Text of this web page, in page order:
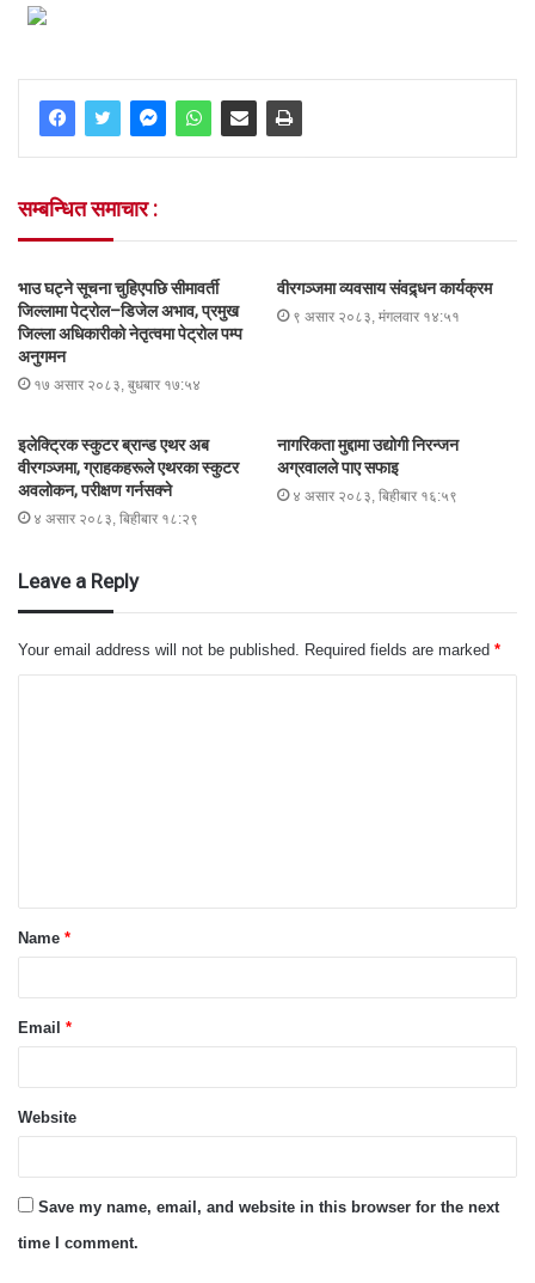
सम्बन्धित समाचार :
भाउ घट्ने सूचना चुहिएपछि सीमावर्ती
जिल्लामा पेट्रोल–डिजेल अभाव, प्रमुख
जिल्ला अधिकारीको नेतृत्वमा पेट्रोल पम्प
अनुगमन
१७ असार २०८३, बुधबार १७:५४
वीरगञ्जमा व्यवसाय संवद्र्धन कार्यक्रम
९ असार २०८३, मंगलवार १४:५१
इलेक्ट्रिक स्कुटर ब्रान्ड एथर अब
वीरगञ्जमा, ग्राहकहरूले एथरका स्कुटर
अवलोकन, परीक्षण गर्नसक्ने
४ असार २०८३, बिहीबार १८:२९
नागरिकता मुद्दामा उद्योगी निरन्जन
अग्रवालले पाए सफाइ
४ असार २०८३, बिहीबार १६:५९
Leave a Reply
Your email address will not be published. Required fields are marked *
t
*Name *
Email *
Website
Save my name, email, and website in this browser for the next
time I comment.